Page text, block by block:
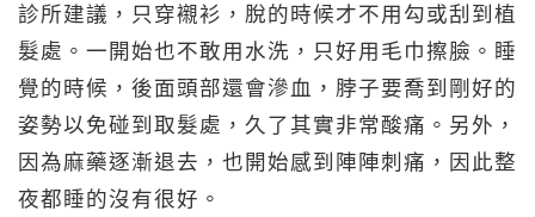
診所建議，只穿襯衫，脫的時候才不用勾或刮到植
髮處。一開始也不敢用水洗，只好用毛巾擦臉。睡
覺的時候，後面頭部還會滲血，脖子要喬到剛好的
姿勢以免碰到取髮處，久了其實非常酸痛。另外，
因為麻藥逐漸退去，也開始感到陣陣刺痛，因此整
夜都睡的沒有很好。